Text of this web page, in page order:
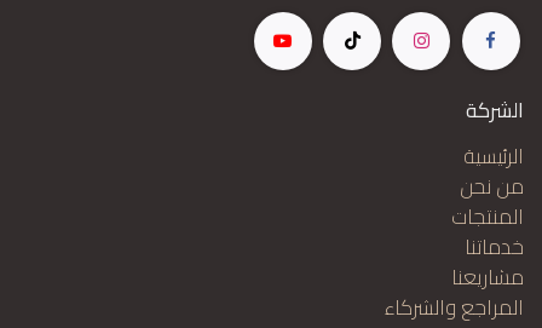
الشركة
الرئيسية
من نحن
المنتجات
خدماتنا
مشاريعنا
المراجع والشركاء